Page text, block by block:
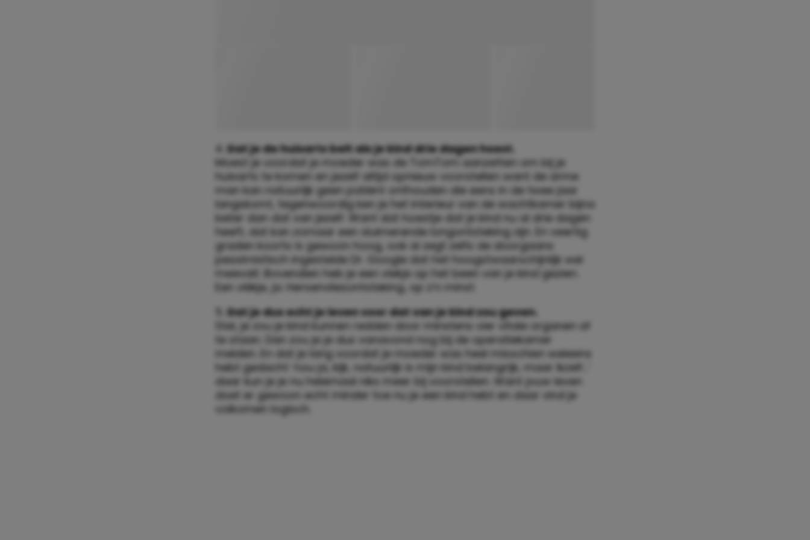
5. Dat je dus echt je leven voor dat van je kind zou geven.
Stel, je zou je kind kunnen redden door minstens vier vitale organen af
te staan. Dan zou je je dus vanavond nog bij de operatiekamer
melden. En dat je lang voordat je moeder was heel misschien weleens
hebt gedacht ‘nou ja, kijk, natuurlijk is mijn kind belangrijk, maar ikzelf…’
daar kun je je nu helemaal niks meer bij voorstellen. Want jouw leven
doet er gewoon echt minder toe nu je een kind hebt en daar vind je
volkomen logisch.